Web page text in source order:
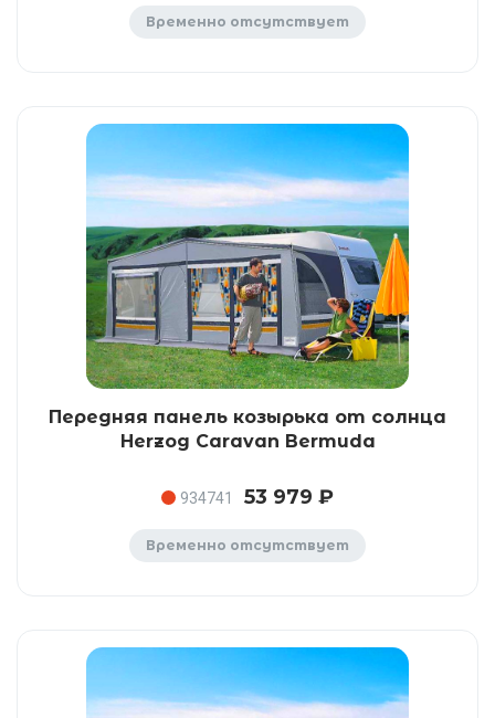
Временно отсутствует
Передняя панель козырька от солнца
Herzog Caravan Bermuda
934741 53 979 ₽
Временно отсутствует